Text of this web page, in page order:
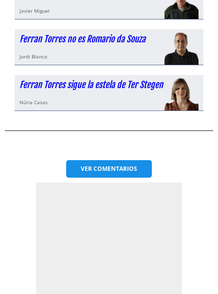
Javier Miguel
Ferran Torres no es Romario da Souza
Jordi Blanco
Ferran Torres sigue la estela de Ter Stegen
Núria Casas
VERCOMENTARIOS